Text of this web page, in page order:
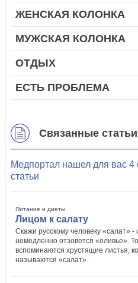
ЖЕНСКАЯ КОЛОНКА
МУЖСКАЯ КОЛОНКА
ОТДЫХ
ЕСТЬ ПРОБЛЕМА
Связанные статьи
Медпортал нашел для вас 4
статьи
Питание и диеты
Лицом к салату
Скажи русскому человеку «салат» -
немедленно отзовется «оливье».
вспоминаются хрустящие листья,
называются «салат».